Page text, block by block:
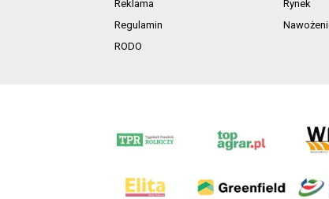
Reklama
Regulamin
RODO
Rynek